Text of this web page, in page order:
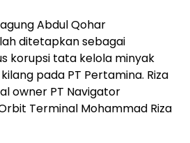
Abdul Qohar
ditetapkan sebagai
korupsi tata kelola minyak
pada PT Pertamina. Riza
owner PT Navigator
Terminal Mohammad Riza